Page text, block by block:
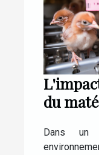
du
Dans un